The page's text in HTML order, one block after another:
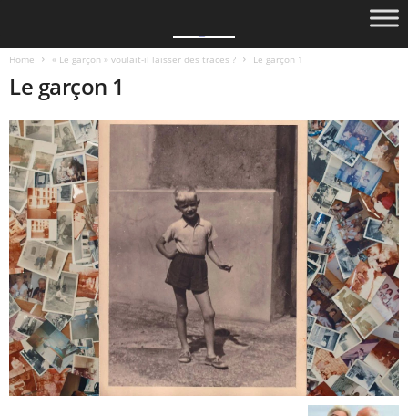
Home « Le garçon » voulait-il laisser des traces ? Le garçon 1
Le garçon 1